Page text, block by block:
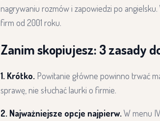
nagrywaniu rozmów i zapowiedzi po
firm od 2001 roku.
Zanim skopiujesz: 3 zasady
1. Krótko. Powitanie główne powinno trwać
sprawę, nie słuchać laurki o firmie.
2. Najważniejsze opcje najpierw.W menu